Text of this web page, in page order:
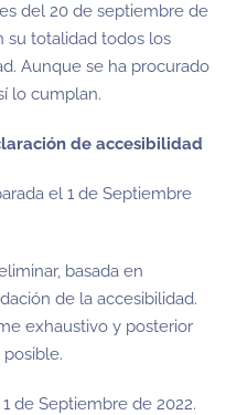
del 20 de septiembre de
su totalidad todos los
Aunque se ha procurado
lo cumplan.
de accesibilidad
el 1 de Septiembre
basada en
de la accesibilidad.
exhaustivo y posterior
1 de Septiembre de 2022.